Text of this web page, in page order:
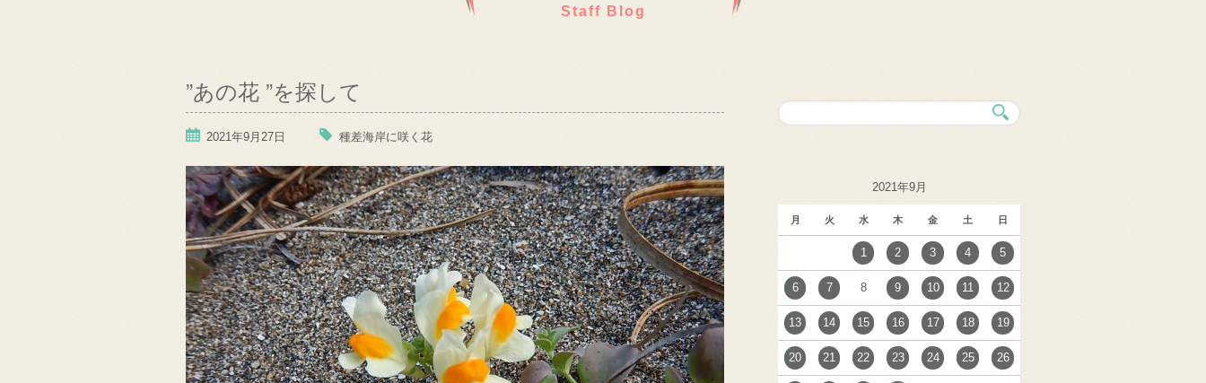
Staff Blog
”あの花 ”を探して
2021年9月27日 種差海岸に咲く花
2021年9月
月 火 水 木 金 土 日
1 2 3 4 5
6 7 8 9 10 11 12
13 14 15 16 17 18 19
20 21 22 23 24 25 26